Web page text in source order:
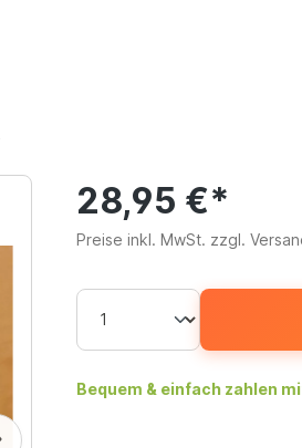
28,95 €*
Preise inkl. MwSt. zzgl.
Bequem & einfach zahlen